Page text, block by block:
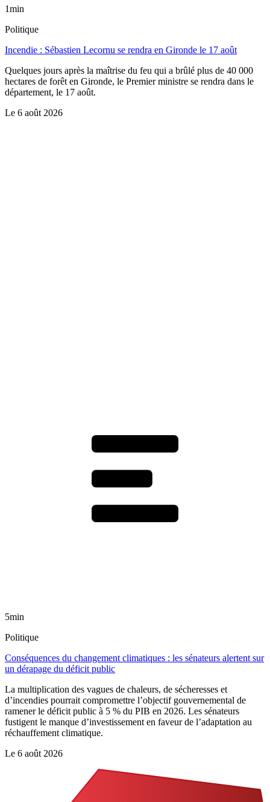
1min
Politique
Incendie : Sébastien Lecornu se rendra en Gironde le 17 août
Quelques jours après la maîtrise du feu qui a brûlé plus de 40 000
hectares de forêt en Gironde, le Premier ministre se rendra dans le
département, le 17 août.
Le 6 août 2026
5min
Politique
Conséquences du changement climatiques : les sénateurs alertent sur
un dérapage du déficit public
La multiplication des vagues de chaleurs, de sécheresses et
d’incendies pourrait compromettre l’objectif gouvernemental de
ramener le déficit public à 5 % du PIB en 2026. Les sénateurs
fustigent le manque d’investissement en faveur de l’adaptation au
réchauffement climatique.
Le 6 août 2026